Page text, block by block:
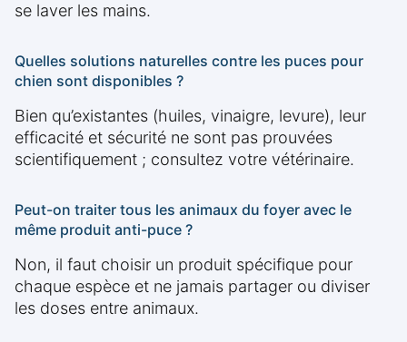
se laver les mains.
Quelles solutions naturelles contre les puces pour
chien sont disponibles ?
Bien qu’existantes (huiles, vinaigre, levure), leur
efficacité et sécurité ne sont pas prouvées
scientifiquement ; consultez votre vétérinaire.
Peut-on traiter tous les animaux du foyer avec le
même produit anti-puce ?
Non, il faut choisir un produit spécifique pour
chaque espèce et ne jamais partager ou diviser
les doses entre animaux.